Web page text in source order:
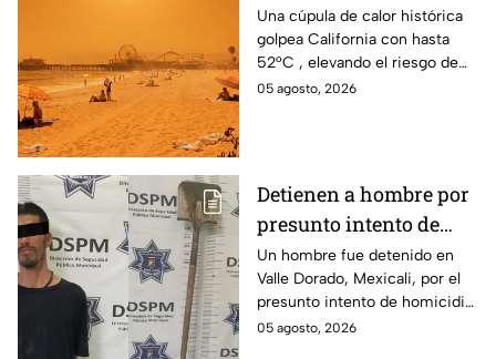
52°C en estas zonas ⚠️
Una cúpula de calor histórica
golpea California con hasta
52°C , elevando el riesgo de
incendios, así que tomas
05 agosto, 2026
Detienen a hombre por
presunto intento de
homicidio con una pala
en Mexicali; habría
atacado a otro mientras
dormía
Un hombre fue detenido en
Valle Dorado, Mexicali, por el
presunto intento de homicidio
de otro con una pala. La
05 agosto, 2026